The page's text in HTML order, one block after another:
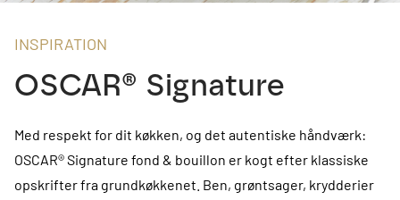
INSPIRATION
OSCAR® Signature
Med respekt for dit køkken, og det autentiske håndværk:
OSCAR® Signature fond & bouillon er kogt efter klassiske
opskrifter fra grundkøkkenet. Ben, grøntsager, krydderier